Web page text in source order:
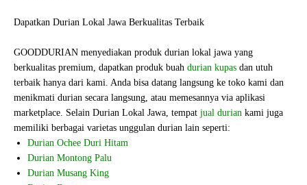
Dapatkan Durian Lokal Jawa Berkualitas Terbaik
GOODDURIAN menyediakan produk durian lokal jawa yang
berkualitas premium, dapatkan produk buah durian kupas dan utuh
terbaik hanya dari kami. Anda bisa datang langsung ke toko kami dan
menikmati durian secara langsung, atau memesannya via aplikasi
marketplace. Selain Durian Lokal Jawa, tempat jual durian kami juga
memiliki berbagai varietas unggulan durian lain seperti:
Durian Ochee Duri Hitam
Durian Montong Palu
Durian Musang King